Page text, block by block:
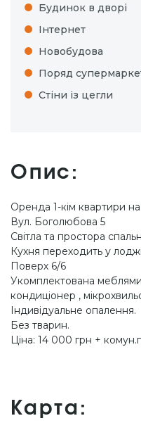
Будинок в дворі
Інтернет
Новобудова
Поряд
Стіни із цегли
Опис:
Оренда 1-кім квартири
Вул. Боголюбова 5
Світла та простора
Кухня переходить у
Поверх 6/6
Укомплектована меблями
кондиціонер ,
Індивідуальне опалення.
Без тварин.
Ціна: 14 000 грн +
Карта: